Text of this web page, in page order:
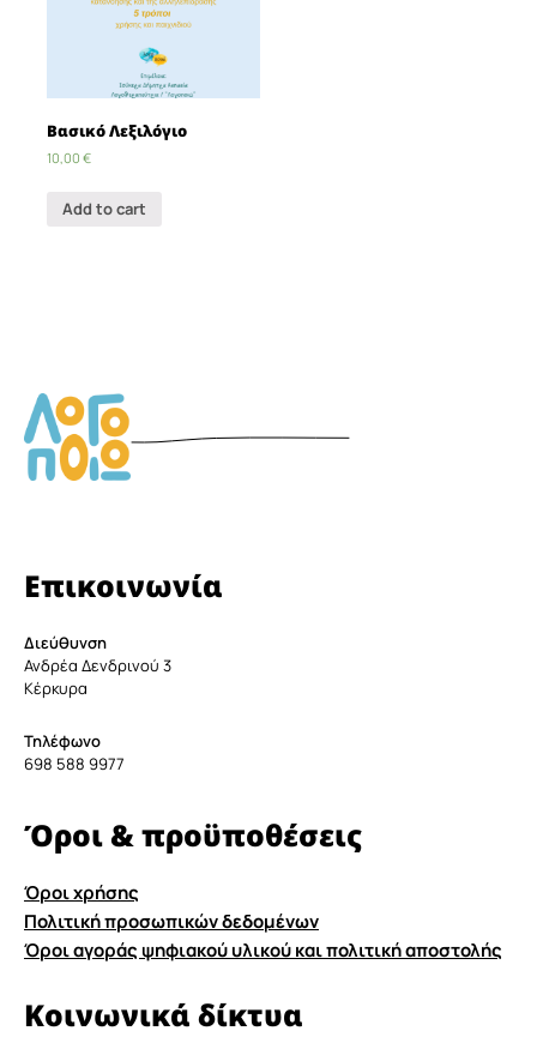
Βασικό Λεξιλόγιο
10,00€
Add to cart
Επικοινωνία
Διεύθυνση
Ανδρέα Δενδρινού 3
Κέρκυρα
Τηλέφωνο
698 588 9977
Όροι & προϋποθέσεις
Όροι χρήσης
Πολιτική προσωπικών δεδομένων
Όροι αγοράς ψηφιακού υλικού και πολιτική αποστολής
Κοινωνικά δίκτυα